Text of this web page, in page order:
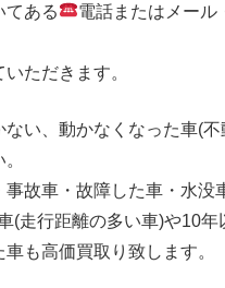
てある
電話またはメール
ただきます。
い、動かなくなった車(
故車・故障した車・水没
(走行距離の多い車)や10
も高価買取り致します。